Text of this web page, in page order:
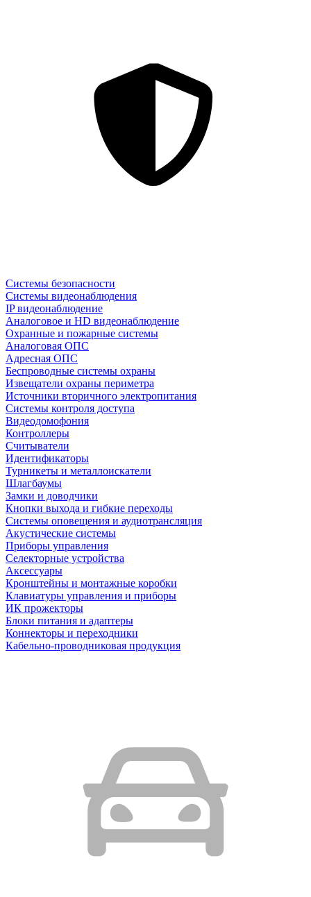
Системы безопасности
Системы видеонаблюдения
IP видеонаблюдение
Аналоговое и HD видеонаблюдение
Охранные и пожарные системы
Аналоговая ОПС
Адресная ОПС
Беспроводные системы охраны
Извещатели охраны периметра
Источники вторичного электропитания
Системы контроля доступа
Видеодомофония
Контроллеры
Считыватели
Идентификаторы
Турникеты и металлоискатели
Шлагбаумы
Замки и доводчики
Кнопки выхода и гибкие переходы
Системы оповещения и аудиотрансляция
Акустические системы
Приборы управления
Селекторные устройства
Аксессуары
Кронштейны и монтажные коробки
Клавиатуры управления и приборы
ИК прожекторы
Блоки питания и адаптеры
Коннекторы и переходники
Кабельно-проводниковая продукция